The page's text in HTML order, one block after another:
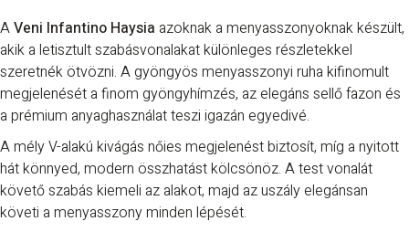
AVeni Infantino Haysia azoknak a menyasszonyoknak készült,
akik a letisztult szabásvonalakat különleges részletekkel
szeretnék ötvözni. A gyöngyös menyasszonyi ruha kifinomult
megjelenését a finom gyöngyhímzés, az elegáns sellő fazon és
a prémium anyaghasználat teszi igazán egyedivé.
A mély V-alakú kivágás nőies megjelenést biztosít, míg a nyitott
hát könnyed, modern összhatást kölcsönöz. A test vonalát
követő szabás kiemeli az alakot, majd az uszály elegánsan
követi a menyasszony minden lépését.